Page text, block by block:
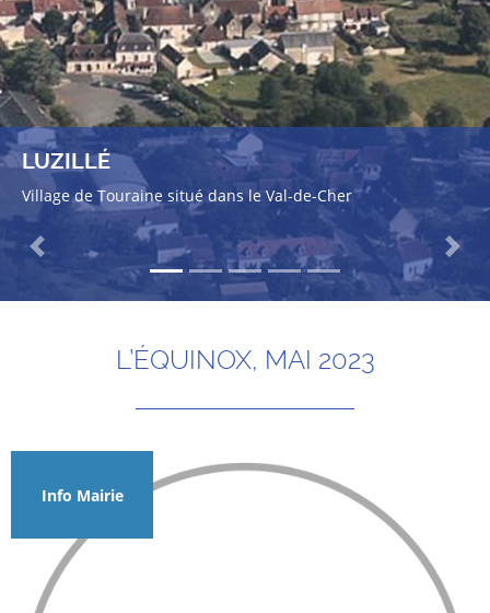
LUZILLÉ
Village de Touraine situé dans le Val-de-Cher
Previous Next
L’ÉQUINOX, MAI 2023
Info Mairie